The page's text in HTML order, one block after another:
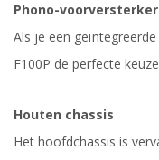
Phono-
Als je een
F100P de perfecte
Houten chassis
Het hoofdchassis is